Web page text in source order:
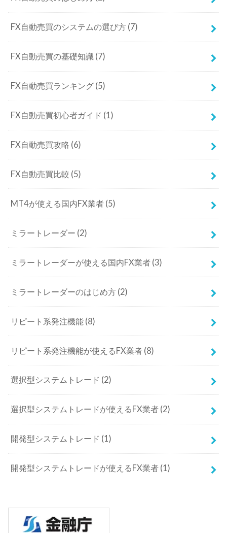
FX自動売買のシステムの選び方 (7)
FX自動売買の基礎知識 (7)
FX自動売買ランキング (5)
FX自動売買初心者ガイド (1)
FX自動売買攻略 (6)
FX自動売買比較 (5)
MT4が使える国内FX業者 (5)
ミラートレーダー (2)
ミラートレーダーが使える国内FX業者 (3)
ミラートレーダーのはじめ方 (2)
リピート系発注機能 (8)
リピート系発注機能が使えるFX業者 (8)
選択型システムトレード (2)
選択型システムトレードが使えるFX業者 (2)
開発型システムトレード (1)
開発型システムトレードが使えるFX業者 (1)